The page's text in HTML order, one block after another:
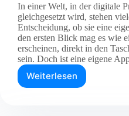
In einer Welt, in der digitale
gleichgesetzt wird, stehen
Entscheidung, ob sie eine
den ersten Blick mag es wie
erscheinen, direkt in den
sein. Doch ist eine eigene
Weiterlesen
Ist
es